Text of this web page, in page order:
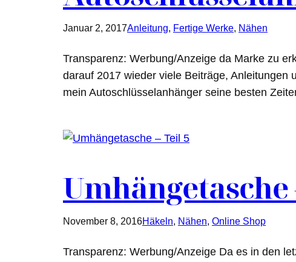
Januar 2, 2017Anleitung, Fertige Werke, Nähen
Transparenz: Werbung/Anzeige da Marke zu
darauf 2017 wieder viele Beiträge, Anleitungen
mein Autoschlüsselanhänger seine besten
Umhängetasche
November 8, 2016Häkeln, Nähen, Online Shop
Transparenz: Werbung/Anzeige Da es in den